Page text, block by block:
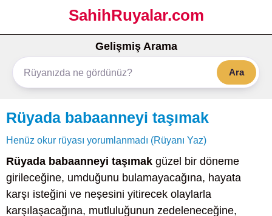
SahihRuyalar.com
Gelişmiş Arama
Ara
Rüyada babaanneyi taşımak
Henüz okur rüyası yorumlanmadı (Rüyanı Yaz)
Rüyada babaanneyi taşımak güzel bir döneme
girileceğine, umduğunu bulamayacağına, hayata
karşı isteğini ve neşesini yitirecek olaylarla
karşılaşacağına, mutluluğunun zedeleneceğine,